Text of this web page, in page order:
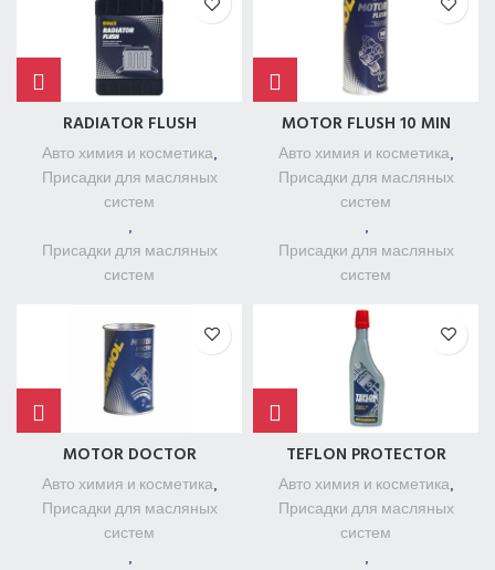
RADIATOR FLUSH
Авто химия и косметика,
Присадки для масляных
систем
,
Присадки для масляных
систем
MOTOR FLUSH 10 MIN
Авто химия и косметика,
Присадки для масляных
систем
,
Присадки для масляных
систем
MOTOR DOCTOR
Авто химия и косметика,
Присадки для масляных
систем
,
TEFLON PROTECTOR
Авто химия и косметика,
Присадки для масляных
систем
,